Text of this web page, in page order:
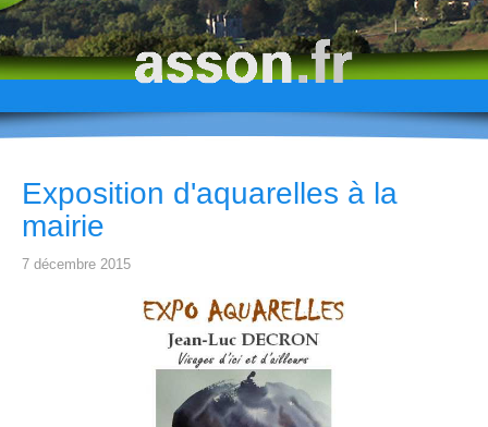
HISTOIRE
Exposition d'aquarelles à la
mairie
7 décembre 2015